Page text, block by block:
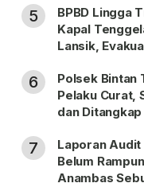
5
BPBD Lingga
Kapal
Lansik,
6
Polsek Bintan
Pelaku Curat,
dan
7
Laporan Audit
Belum
Anambas